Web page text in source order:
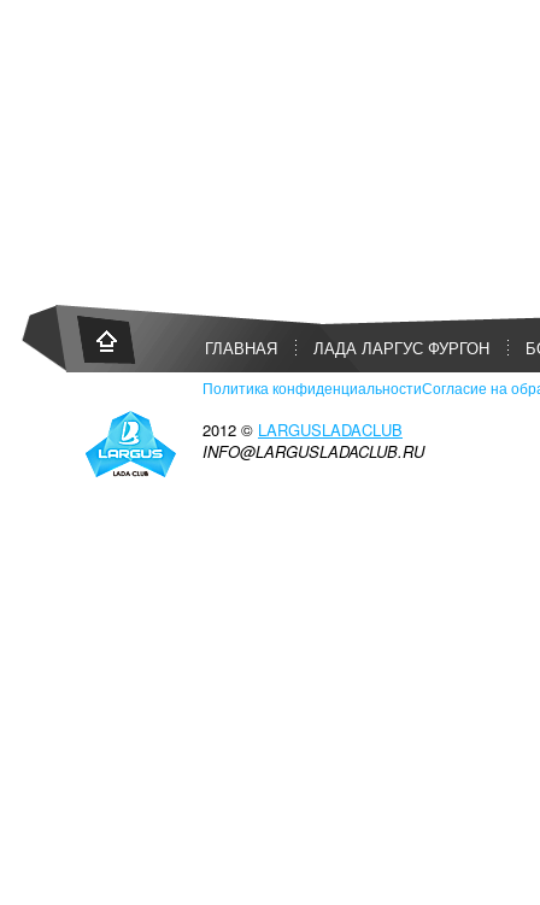
ГЛАВНАЯ ЛАДА ЛАРГУС ФУРГОН
Политика конфиденциальностиСогласие на
2012 © LARGUSLADACLUB
INFO@LARGUSLADACLUB.RU